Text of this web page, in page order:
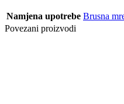
Namjena upotrebe Brusna
Povezani proizvodi